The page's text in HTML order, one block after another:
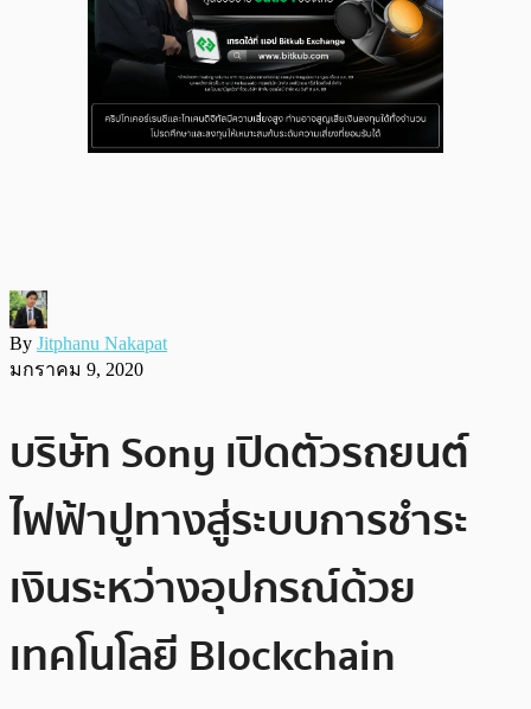
By Jitphanu Nakapat
มกราคม 9, 2020
บริษัท Sony เปิดตัวรถยนต์
ไฟฟ้าปูทางสู่ระบบการชำระ
เงินระหว่างอุปกรณ์ด้วย
เทคโนโลยี Blockchain